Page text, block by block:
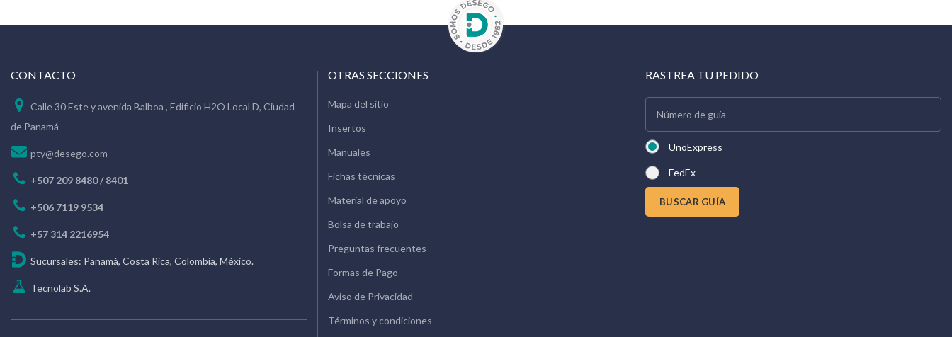
CONTACTO
Calle 30 Este y avenida Balboa , Edificio H2O Local D, Ciudad
de Panamá
pty@desego.com
+507 209 8480 / 8401
+506 7119 9534
+57 314 2216954
Sucursales: Panamá, Costa Rica, Colombia, México.
Tecnolab S.A.
OTRAS SECCIONES
Mapa del sitio
Insertos
Manuales
Fichas técnicas
Material de apoyo
Bolsa de trabajo
Preguntas frecuentes
Formas de Pago
Aviso de Privacidad
Términos y condiciones
RASTREA TU PEDIDO
UnoExpress
FedEx
BUSCAR GUÍA